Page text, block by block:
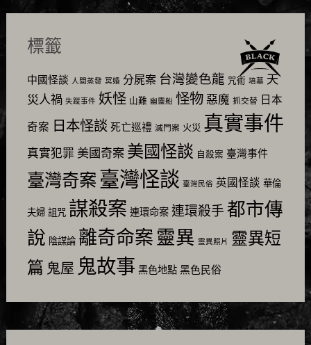
標籤
中國怪談 人間蒸發 冥婚 分屍案 台灣變色龍 咒術 墳墓 天
災人禍 失蹤事件 妖怪 山難 幽靈船 怪物 惡魔 抓交替 日本
奇案 日本怪談 死亡巡禮 滅門案 火災 真實事件
真實犯罪 美國奇案 美國怪談 自殺案 臺灣事件
臺灣奇案 臺灣怪談 臺灣民俗 英國怪談 華倫
夫婦 詛咒 謀殺案 連環命案 連環殺手 都市傳
說 陰謀論 離奇命案 靈異 靈異照片 靈異短
篇 鬼屋 鬼故事 黑色地點 黑色民俗